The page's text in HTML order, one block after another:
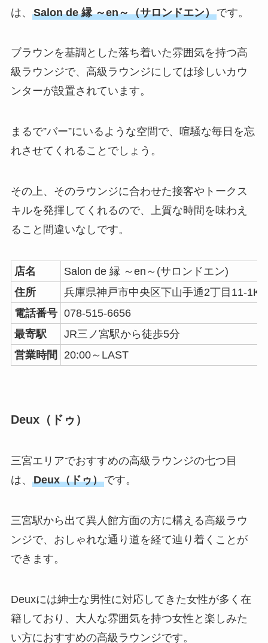
は、 Salon de 縁 ～en～（サロンドエン）です。
ブラウンを基調とした落ち着いた雰囲気を持つ高
級ラウンジで、高級ラウンジにしては珍しいカウ
ンターが設置されています。
まるで”バー”にいるような空間で、喧騒な毎日を忘
れさせてくれることでしょう。
その上、そのラウンジに合わせた接客やトークス
キルを発揮してくれるので、上質な時間を味わえ
ること間違いなしです。
店名
Salon de 縁 ～en～(サロンドエン)
住所
兵庫県神戸市中央区下山手通2丁目11-
電話番号 078-515-6656
最寄駅
JR三ノ宮駅から徒歩5分
営業時間
20:00～LAST
Deux（ドゥ）
三宮エリアでおすすめの高級ラウンジの七つ目
は、 Deux（ドゥ）です。
三宮駅から出て異人館方面の方に構える高級ラウ
ンジで、おしゃれな通り道を経て辿り着くことが
できます。
Deuxには紳士な男性に対応してきた女性が多く在
籍しており、大人な雰囲気を持つ女性と楽しみた
い方におすすめの高級ラウンジです。